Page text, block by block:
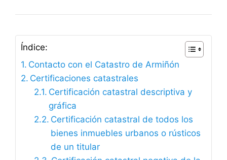
Índice:
Contacto con el Catastro de Armiñón
Certificaciones catastrales
Certificación catastral descriptiva y
gráfica
Certificación catastral de todos los
bienes inmuebles urbanos o rústicos
de un titular